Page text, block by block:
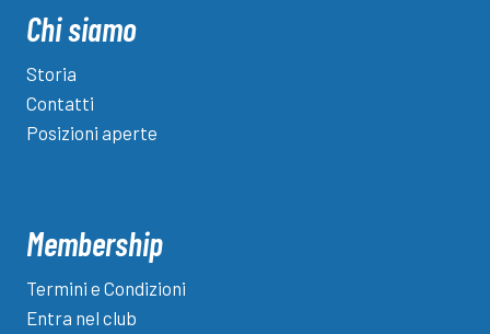
articoli
Chi siamo
Storia
Contatti
Posizioni aperte
Membership
Termini e Condizioni
Entra nel club